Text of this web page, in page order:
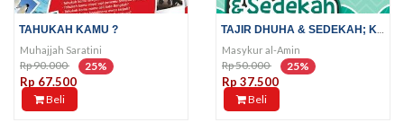
TAHUKAH KAMU ?
Muhajjah Saratini
Rp 90.000 25%
Rp 67.500
Beli
Masykur al-Amin
Rp 50.000 25%
Rp 37.500
Beli